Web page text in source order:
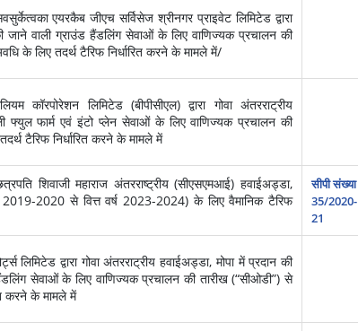
एयरकैब जीएच सर्विसेज श्रीनगर प्राइवेट लिमिटेड द्वारा
जाने वाली ग्राउंड हैंडलिंग सेवाओं के लिए वाणिज्यक प्रचालन की
के लिए तदर्थ टैरिफ निर्धारित करने के मामले में/
लिमिटेड (बीपीसीएल) द्वारा गोवा अंतरराट्रीय
फ्युल फार्म एवं इंटो प्लेन सेवाओं के लिए वाणिज्यक प्रचालन की
टैरिफ निर्धारित करने के मामले में
शिवाजी महाराज अंतरराष्ट्रीय (सीएसएमआई) हवाईअड्डा,
2019-2020 से वित्त वर्ष 2023-2024) के लिए वैमानिक टैरिफ
सीपी संख्या
35/2020-
21
द्वारा गोवा अंतरराट्रीय हवाईअड्डा, मोपा में प्रदान की
सेवाओं के लिए वाणिज्‍यक प्रचालन की तारीख (“सीओडी”) से
करने के मामले में